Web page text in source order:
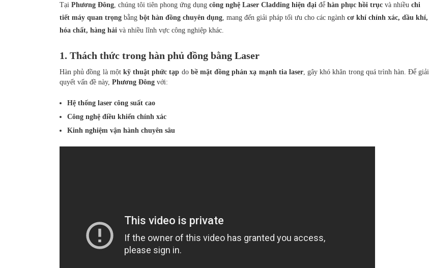
Tại Phương Đông , chúng tôi tiên phong ứng dụng công nghệ Laser Cladding hiện đại để hàn phục hồi trục và nhiều chi
tiết máy quan trọng bằng bột hàn đồng chuyên dụng , mang đến giải pháp tối ưu cho các ngành cơ khí chính xác, dầu khí,
hóa chất, hàng hải và nhiều lĩnh vực công nghiệp khác.
1. Thách thức trong hàn phủ đồng bằng Laser
Hàn phủ đồng là một kỹ thuật phức tạp do bề mặt đồng phản xạ mạnh tia laser, gây khó khăn trong quá trình hàn. Để giải
quyết vấn đề này, Phương Đông với:
Hệ thống laser công suất cao
Công nghệ điều khiển chính xác
Kinh nghiệm vận hành chuyên sâu